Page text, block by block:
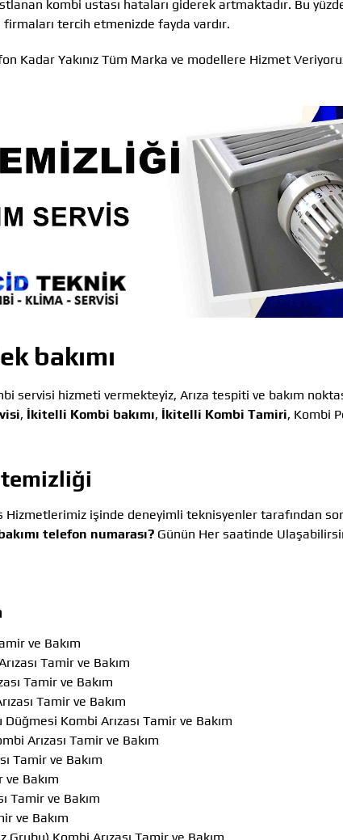
kombi ustası hataları giderek artmaktadır. Bu
tercih etmenizde fayda vardır.
Kadar Yakınız Tüm Marka ve modellere Hizmet
bakımı
servisi hizmeti vermekteyiz, Arıza tespiti ve bakım
, İkitelli Kombi bakımı, İkitelli Kombi Tamiri, Kombi
Hizmetlerimiz işinde deneyimli teknisyenler tarafından
telefon numarası? Günün Her saatinde
ve Bakım
Tamir ve Bakım
Tamir ve Bakım
Tamir ve Bakım
Kombi Arızası Tamir ve Bakım
Arızası Tamir ve Bakım
Tamir ve Bakım
Bakım
Tamir ve Bakım
ve Bakım
Kombi Arızası Tamir ve Bakım